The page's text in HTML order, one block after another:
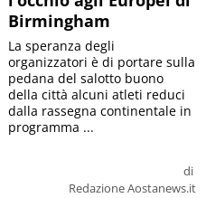
Birmingham
di
Redazione Aostanews.it
La speranza degli
organizzatori è di portare sulla
pedana del salotto buono
della città alcuni atleti reduci
dalla rassegna continentale in
programma ...